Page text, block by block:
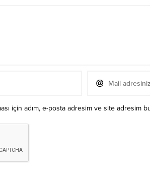
için adım, e-posta adresim ve site adresim